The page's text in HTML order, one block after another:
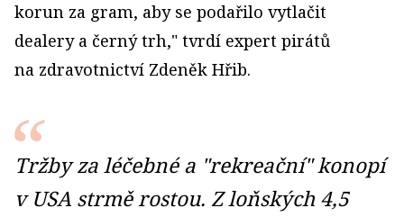
korun za gram, aby se podařilo vytlačit
dealery a černý trh," tvrdí expert pirátů
na zdravotnictví Zdeněk Hřib.
Tržby za léčebné a "rekreační" konopí
v USA strmě rostou. Z loňských 4,5